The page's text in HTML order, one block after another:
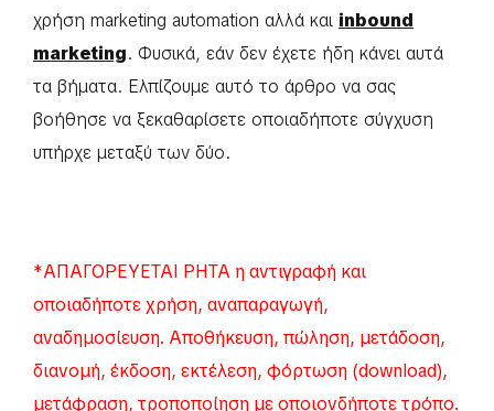
χρήση marketing automation αλλά και inbound
marketing. Φυσικά, εάν δεν έχετε ήδη κάνει αυτά
τα βήματα. Ελπίζουμε αυτό το άρθρο να σας
βοήθησε να ξεκαθαρίσετε οποιαδήποτε σύγχυση
υπήρχε μεταξύ των δύο.
*ΑΠΑΓΟΡΕΥΕΤΑΙ ΡΗΤΑ η αντιγραφή και
οποιαδήποτε χρήση, αναπαραγωγή,
αναδημοσίευση. Αποθήκευση, πώληση, μετάδοση,
διανομή, έκδοση, εκτέλεση, φόρτωση (download),
μετάφραση, τροποποίηση με οποιονδήποτε τρόπο.